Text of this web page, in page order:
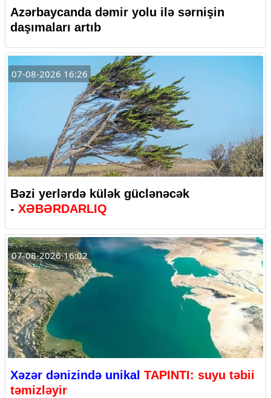
Azərbaycanda dəmir yolu ilə sərnişin
daşımaları artıb
07-08-2026 16:26
Bəzi yerlərdə külək güclənəcək
- XƏBƏRDARLIQ
07-08-2026 16:02
Xəzər dənizində unikal TAPINTI: suyu təbii
təmizləyir